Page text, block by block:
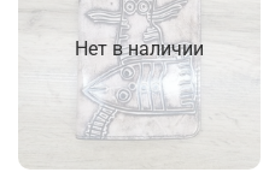
Нет в наличии